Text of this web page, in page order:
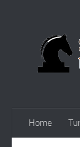
Home